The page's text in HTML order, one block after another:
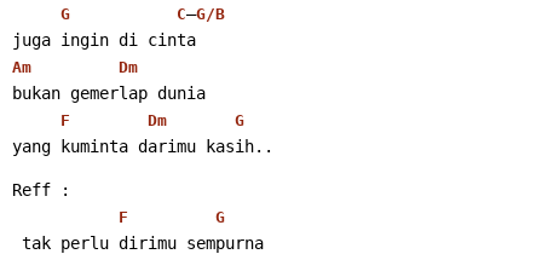
G C–G/B
juga ingin di cinta
Am Dm
bukan gemerlap dunia
F Dm G
yang kuminta darimu kasih..
Reff :
F G
tak perlu dirimu sempurna